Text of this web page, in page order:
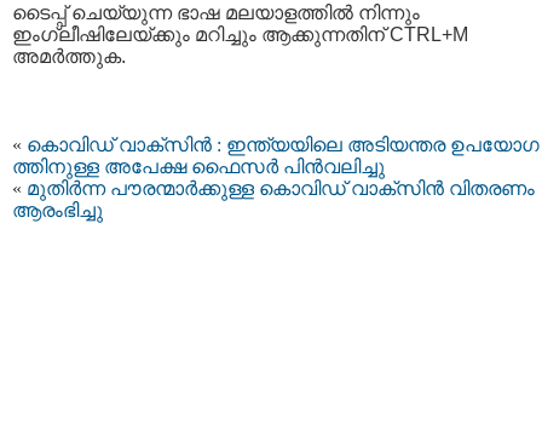
ടൈപ്പ്‌ ചെയ്യുന്ന ഭാഷ മലയാളത്തില്‍ നിന്നും
ഇംഗ്ലീഷിലേയ്ക്കും മറിച്ചും ആക്കുന്നതിന് CTRL+M
അമര്‍ത്തുക.
« കൊവിഡ് വാക്‌സിൻ : ഇന്ത്യയിലെ അടിയന്തര ഉപയോഗ
ത്തിനുള്ള അപേക്ഷ ഫൈസര്‍ പിന്‍വലിച്ചു
« മുതിര്‍ന്ന പൗരന്മാര്‍ക്കുള്ള കൊവിഡ് വാക്‌സിന്‍ വിതരണം
ആരംഭിച്ചു